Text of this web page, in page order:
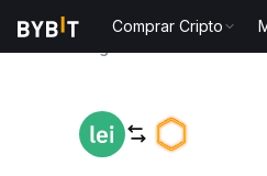
Comprar Cripto